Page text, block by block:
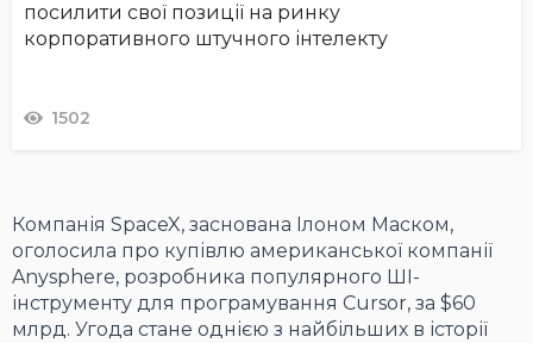
посилити свої позиції на ринку
корпоративного штучного інтелекту
1502
Компанія SpaceX, заснована Ілоном Маском,
оголосила про купівлю американської компанії
Anysphere, розробника популярного ШІ-
інструменту для програмування Cursor, за $60
млрд. Угода стане однією з найбільших в історії